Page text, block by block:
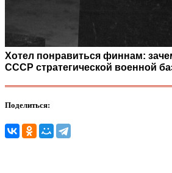
Хотел понравиться финнам:
СССР стратегической военной
Поделиться: